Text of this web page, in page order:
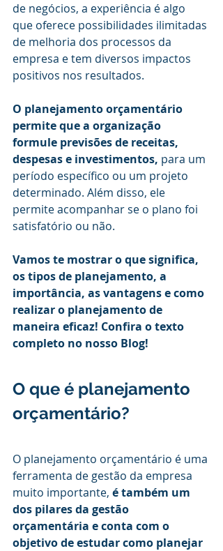
de negócios, a experiência é algo
que oferece possibilidades ilimitadas
de melhoria dos processos da
empresa e tem diversos impactos
positivos nos resultados.
O planejamento orçamentário
permite que a organização
formule previsões de receitas,
despesas e investimentos, para um
período específico ou um projeto
determinado. Além disso, ele
permite acompanhar se o plano foi
satisfatório ou não.
Vamos te mostrar o que significa,
os tipos de planejamento, a
importância, as vantagens e como
realizar o planejamento de
maneira eficaz! Confira o texto
completo no nosso Blog!
O que é planejamento
orçamentário?
O planejamento orçamentário é uma
ferramenta de gestão da empresa
muito importante, é também um
dos pilares da gestão
orçamentária e conta com o
objetivo de estudar como planejar